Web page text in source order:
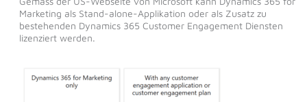
Marketing als Stand-alone-Applikation oder als Zusatz zu
bestehenden Dynamics 365 Customer Engagement Diensten
lizenziert werden.